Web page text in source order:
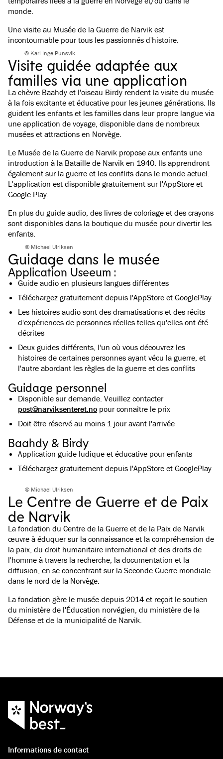
monde.
Une visite au Musée de la Guerre de Narvik est
incontournable pour tous les passionnés d'histoire.
© Karl Inge Punsvik
Visite guidée adaptée aux
familles via une application
La chèvre Baahdy et l'oiseau Birdy rendent la visite du musée
à la fois excitante et éducative pour les jeunes générations. Ils
guident les enfants et les familles dans leur propre langue via
une application de voyage, disponible dans de nombreux
musées et attractions en Norvège.
Le Musée de la Guerre de Narvik propose aux enfants une
introduction à la Bataille de Narvik en 1940. Ils apprendront
également sur la guerre et les conflits dans le monde actuel.
L'application est disponible gratuitement sur l'AppStore et
Google Play.
En plus du guide audio, des livres de coloriage et des crayons
sont disponibles dans la boutique du musée pour divertir les
enfants.
© Michael Ulriksen
Guidage dans le musée
Application Useeum :
Guide audio en plusieurs langues différentes
Téléchargez gratuitement depuis l'AppStore et GooglePlay
Les histoires audio sont des dramatisations et des récits
d'expériences de personnes réelles telles qu'elles ont été
décrites
Deux guides différents, l'un où vous découvrez les
histoires de certaines personnes ayant vécu la guerre, et
l'autre abordant les règles de la guerre et des conflits
Guidage personnel
Disponible sur demande. Veuillez contacter
post@narviksenteret.no pour connaître le prix
Doit être réservé au moins 1 jour avant l'arrivée
Baahdy & Birdy
Application guide ludique et éducative pour enfants
Téléchargez gratuitement depuis l'AppStore et GooglePlay
© Michael Ulriksen
Le Centre de Guerre et de Paix
de Narvik
La fondation du Centre de la Guerre et de la Paix de Narvik
œuvre à éduquer sur la connaissance et la compréhension de
la paix, du droit humanitaire international et des droits de
l'homme à travers la recherche, la documentation et la
diffusion, en se concentrant sur la Seconde Guerre mondiale
dans le nord de la Norvège.
La fondation gère le musée depuis 2014 et reçoit le soutien
du ministère de l'Éducation norvégien, du ministère de la
Défense et de la municipalité de Narvik.
Informations de contact